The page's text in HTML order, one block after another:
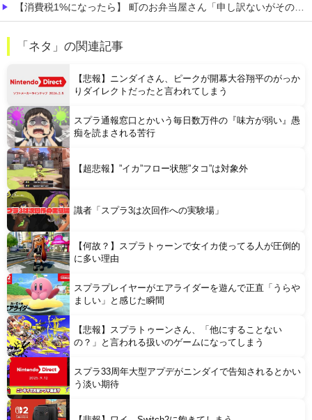
【消費税1%になったら】 町のお弁当屋さん「申し訳ないがその分商品代を値上げして店頭価格を変えない」
Powered by livedoor 相互RSS
「ネタ」の関連記事
【悲報】ニンダイさん、ピークが開幕大谷翔平のがっか
りダイレクトだったと言われてしまう
スプラ通報窓口とかいう毎日数万件の『味方が弱い』愚
痴を読まされる苦行
【超悲報】”イカ”フロー状態”タコ”は対象外
識者「スプラ3は次回作への実験場」
【何故？】スプラトゥーンで女イカ使ってる人が圧倒的
に多い理由
スプラプレイヤーがエアライダーを遊んで正直「うらや
ましい」と感じた瞬間
【悲報】スプラトゥーンさん、「他にすることない
の？」と言われる扱いのゲームになってしまう
スプラ33周年大型アプデがニンダイで告知されるとかい
う淡い期待